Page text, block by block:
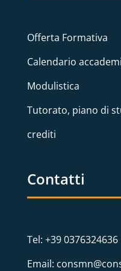
Offerta Formativa
Calendario
Modulistica
Tutorato, piano di
crediti
Contatti
Tel: +39 0376324636
Email: